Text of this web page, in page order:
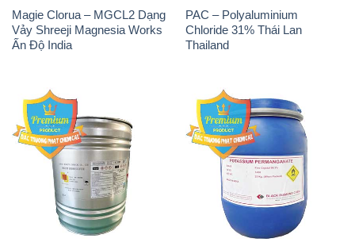
Magie Clorua – MGCL2 Dạng
Vảy Shreeji Magnesia Works
Ấn Độ India
PAC – Polyaluminium
Chloride 31% Thái Lan
Thailand